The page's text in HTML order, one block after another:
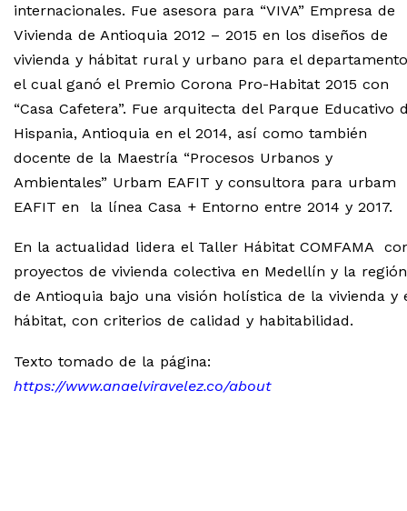
internacionales. Fue asesora para “VIVA” Empresa de
Vivienda de Antioquia 2012 – 2015 en los diseños de
vivienda y hábitat rural y urbano para el departamento
el cual ganó el Premio Corona Pro-Habitat 2015 con
“Casa Cafetera”. Fue arquitecta del Parque Educativo
Hispania, Antioquia en el 2014, así como también
docente de la Maestría “Procesos Urbanos y
Ambientales” Urbam EAFIT y consultora para urbam
EAFIT en la línea Casa + Entorno entre 2014 y 2017.
En la actualidad lidera el Taller Hábitat COMFAMA
proyectos de vivienda colectiva en Medellín y la región
de Antioquia bajo una visión holística de la vivienda y
hábitat, con criterios de calidad y habitabilidad.
Texto tomado de la página:
https://www.anaelviravelez.co/about